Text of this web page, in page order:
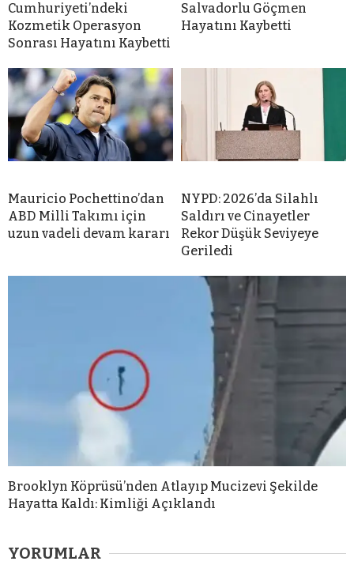
Cumhuriyeti’ndeki
Kozmetik Operasyon
Sonrası Hayatını Kaybetti
Salvadorlu Göçmen
Hayatını Kaybetti
Mauricio Pochettino’dan
ABD Milli Takımı için
uzun vadeli devam kararı
NYPD: 2026’da Silahlı
Saldırı ve Cinayetler
Rekor Düşük Seviyeye
Geriledi
Brooklyn Köprüsü’nden Atlayıp Mucizevi Şekilde
Hayatta Kaldı: Kimliği Açıklandı
YORUMLAR